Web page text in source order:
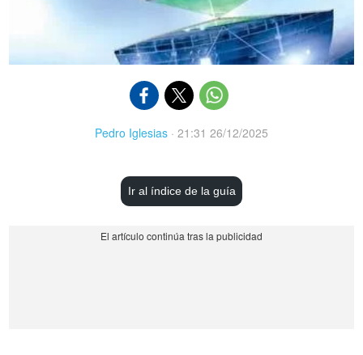
Pedro Iglesias · 21:31 26/12/2025
Ir al índice de la guía